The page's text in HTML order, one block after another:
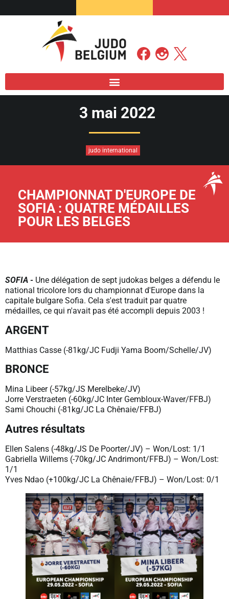
3 mai 2022
judo international
CHAMPIONNAT D'EUROPE DE
SOFIA : QUATRE MÉDAILLES
POUR LES BELGES
SOFIA - Une délégation de sept judokas belges a défendu le
national tricolore lors du championnat d'Europe dans la
capitale bulgare Sofia. Cela s'est traduit par quatre
médailles, ce qui n'avait pas été accompli depuis 2003 !
ARGENT
Matthias Casse (-81kg/JC Fudji Yama Boom/Schelle/JV)
BRONCE
Mina Libeer (-57kg/JS Merelbeke/JV)
Jorre Verstraeten (-60kg/JC Inter Gembloux-Waver/FFBJ)
Sami Chouchi (-81kg/JC La Chênaie/FFBJ)
Autres résultats
Ellen Salens (-48kg/JS De Poorter/JV) – Won/Lost: 1/1
Gabriella Willems (-70kg/JC Andrimont/FFBJ) – Won/Lost:
1/1
Yves Ndao (+100kg/JC La Chênaie/FFBJ) – Won/Lost: 0/1